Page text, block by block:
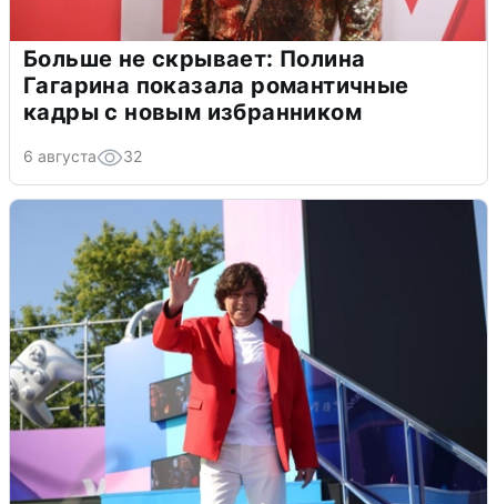
Больше не скрывает: Полина
Гагарина показала романтичные
кадры с новым избранником
6 августа 32